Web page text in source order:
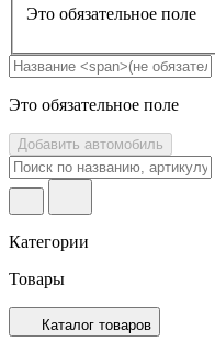
Это обязательное поле
Это обязательное поле
Добавить автомобиль
Категории
Товары
Каталог товаров